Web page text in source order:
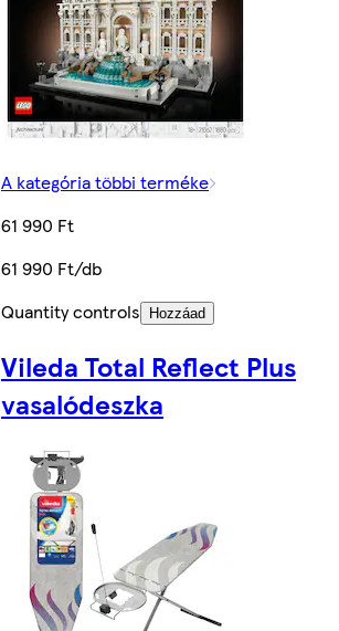
A kategória többi terméke
61 990 Ft
61 990 Ft/db
Quantity controls
Hozzáad
Vileda Total Reflect Plus
vasalódeszka